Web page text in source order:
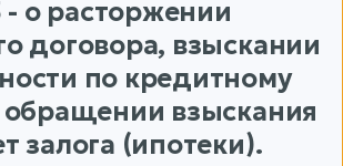
- о расторжении
договора, взыскании
по кредитному
обращении взыскания
залога (ипотеки).